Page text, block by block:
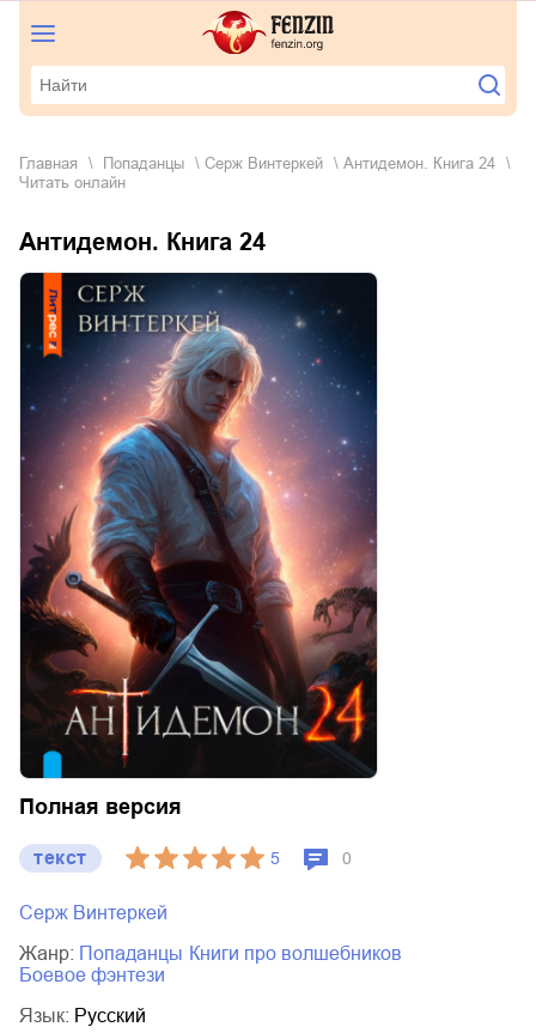
Главная попаданцы Серж Винтеркей
Антидемон. Книга 24
Читать онлайн
Антидемон. Книга 24
Полная версия
текст 5 0
Серж Винтеркей
Жанр:
попаданцы
книги про волшебников
боевое фэнтези
Язык: Русский